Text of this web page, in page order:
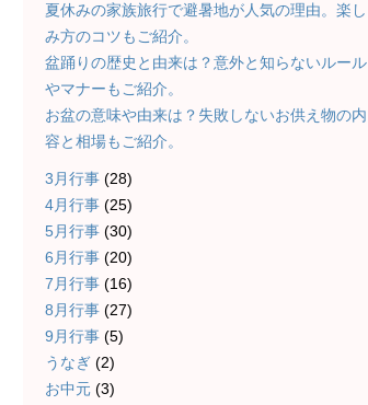
夏休みの家族旅行で避暑地が人気の理由。楽し
み方のコツもご紹介。
盆踊りの歴史と由来は？意外と知らないルール
やマナーもご紹介。
お盆の意味や由来は？失敗しないお供え物の内
容と相場もご紹介。
3月行事 (28)
4月行事 (25)
5月行事 (30)
6月行事 (20)
7月行事 (16)
8月行事 (27)
9月行事 (5)
うなぎ (2)
お中元 (3)